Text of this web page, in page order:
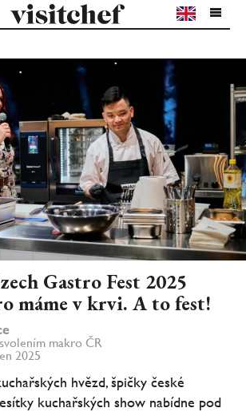
Gastro Fest 2025
máme v krvi. A to fest!
makro ČR
2025
hvězd, špičky české
kuchařských show nabídne pod